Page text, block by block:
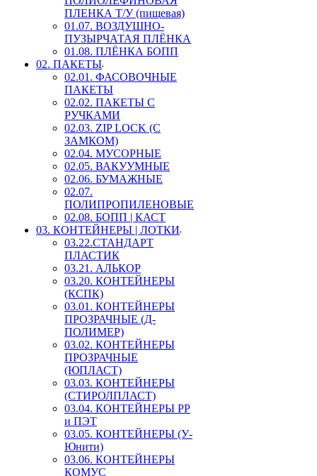
ПЛЕНКА Т/У (пищевая)
01.07. ВОЗДУШНО-
ПУЗЫРЧАТАЯ ПЛЁНКА
01.08. ПЛЁНКА БОПП
02. ПАКЕТЫ
02.01. ФАСОВОЧНЫЕ
ПАКЕТЫ
02.02. ПАКЕТЫ С
РУЧКАМИ
02.03. ZIP LOСK (С
ЗАМКОМ)
02.04. МУСОРНЫЕ
02.05. ВАКУУМНЫЕ
02.06. БУМАЖНЫЕ
02.07.
ПОЛИПРОПИЛЕНОВЫЕ
02.08. БОПП | КАСТ
03. КОНТЕЙНЕРЫ | ЛОТКИ
03.22.СТАНДАРТ
ПЛАСТИК
03.21. АЛЬКОР
03.20. КОНТЕЙНЕРЫ
(КСПК)
03.01. КОНТЕЙНЕРЫ
ПРОЗРАЧНЫЕ (Д-
ПОЛИМЕР)
03.02. КОНТЕЙНЕРЫ
ПРОЗРАЧНЫЕ
(ЮПЛАСТ)
03.03. КОНТЕЙНЕРЫ
(СТИРОЛПЛАСТ)
03.04. КОНТЕЙНЕРЫ РР
и ПЭТ
03.05. КОНТЕЙНЕРЫ (У-
Юнити)
03.06. КОНТЕЙНЕРЫ
КОМУС